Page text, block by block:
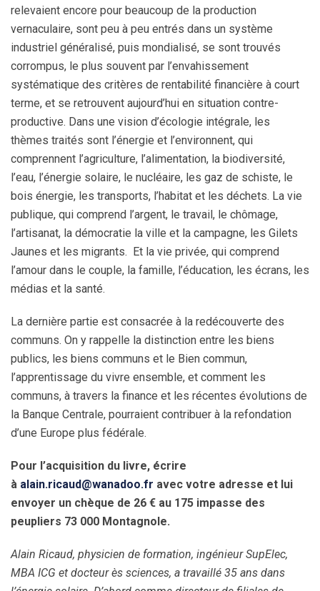
relevaient encore pour beaucoup de la production
vernaculaire, sont peu à peu entrés dans un système
industriel généralisé, puis mondialisé, se sont trouvés
corrompus, le plus souvent par l’envahissement
systématique des critères de rentabilité financière à court
terme, et se retrouvent aujourd’hui en situation contre-
productive. Dans une vision d’écologie intégrale, les
thèmes traités sont l’énergie et l’environnent, qui
comprennent l’agriculture, l’alimentation, la biodiversité,
l’eau, l’énergie solaire, le nucléaire, les gaz de schiste, le
bois énergie, les transports, l’habitat et les déchets. La vie
publique, qui comprend l’argent, le travail, le chômage,
l’artisanat, la démocratie la ville et la campagne, les Gilets
Jaunes et les migrants. Et la vie privée, qui comprend
l’amour dans le couple, la famille, l’éducation, les écrans, les
médias et la santé.
La dernière partie est consacrée à la redécouverte des
communs. On y rappelle la distinction entre les biens
publics, les biens communs et le Bien commun,
l’apprentissage du vivre ensemble, et comment les
communs, à travers la finance et les récentes évolutions de
la Banque Centrale, pourraient contribuer à la refondation
d’une Europe plus fédérale.
Pour l’acquisition du livre, écrire
à alain.ricaud@wanadoo.fr avec votre adresse et lui
envoyer un chèque de 26 € au 175 impasse des
peupliers 73 000 Montagnole.
Alain Ricaud, physicien de formation, ingénieur SupElec,
MBA ICG et docteur ès sciences, a travaillé 35 ans dans